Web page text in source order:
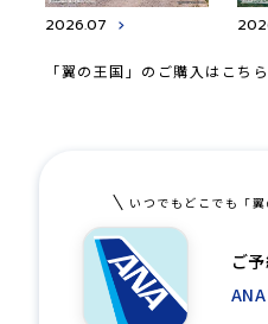
2026.07
「翼の王国」のご購入はこちら
いつでもどこでも「
ご